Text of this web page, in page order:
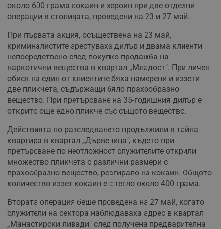
около 600 грама кокаин и хероин при две отделни
операции в столицата, проведени на 23 и 27 май.
При първата акция, осъществена на 23 май,
криминалистите арестуваха дилър и двама клиенти
непосредствено след покупко-продажба на
наркотични вещества в квартал „Младост". При личен
обиск на един от клиентите бяха намерени и иззети
две пликчета, съдържащи бяло прахообразно
вещество. При претърсване на 35-годишния дилър е
открито още едно пликче със същото вещество.
Действията по разследването продължили в тайна
квартира в квартал „Дървеница", където при
претърсване по неотложност служителите открили
множество пликчета с различни размери с
прахообразно вещество, реагирало на кокаин. Общото
количество иззет кокаин е с тегло около 400 грама.
Втората операция беше проведена на 27 май, когато
служители на сектора наблюдаваха адрес в квартал
„Манастирски ливади" след получена предварителна